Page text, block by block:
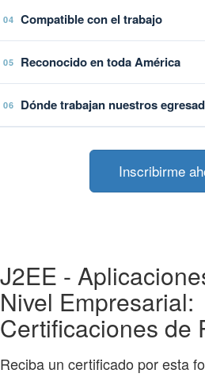
04 Compatible con el trabajo
05 Reconocido en toda América
06 Dónde trabajan nuestros
Inscribirme
J2EE -
Nivel Empresarial:
Certificaciones de
Reciba un certificado por esta